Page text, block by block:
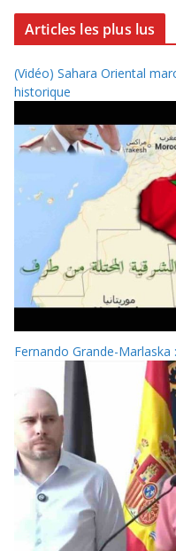
Articles les plus lus
(Vidéo) Sahara Oriental
historique
Fernando Grande-Marlaska